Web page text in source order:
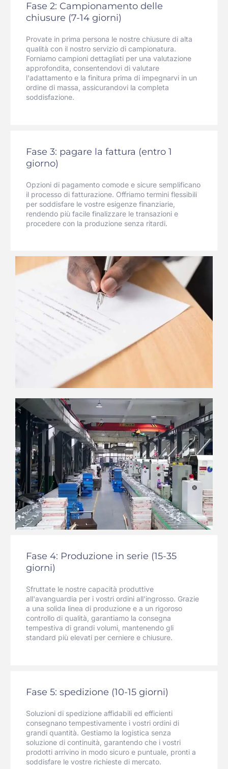
Fase 2: Campionamento delle
chiusure (7-14 giorni)
Provate in prima persona le nostre chiusure di alta
qualità con il nostro servizio di campionatura.
Forniamo campioni dettagliati per una valutazione
approfondita, consentendovi di valutare
l'adattamento e la finitura prima di impegnarvi in un
ordine di massa, assicurandovi la completa
soddisfazione.
Fase 3: pagare la fattura (entro 1
giorno)
Opzioni di pagamento comode e sicure semplificano
il processo di fatturazione. Offriamo termini flessibili
per soddisfare le vostre esigenze finanziarie,
rendendo più facile finalizzare le transazioni e
procedere con la produzione senza ritardi.
Fase 4: Produzione in serie (15-35
giorni)
Sfruttate le nostre capacità produttive
all'avanguardia per i vostri ordini all'ingrosso. Grazie
a una solida linea di produzione e a un rigoroso
controllo di qualità, garantiamo la consegna
tempestiva di grandi volumi, mantenendo gli
standard più elevati per cerniere e chiusure.
Fase 5: spedizione (10-15 giorni)
Soluzioni di spedizione affidabili ed efficienti
consegnano tempestivamente i vostri ordini di
grandi quantità. Gestiamo la logistica senza
soluzione di continuità, garantendo che i vostri
prodotti arrivino in modo sicuro e puntuale, pronti a
soddisfare le vostre richieste di mercato.